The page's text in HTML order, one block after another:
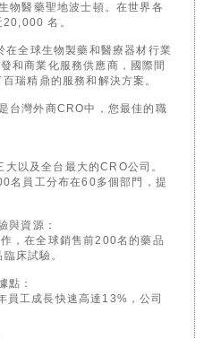
醫藥聖地波士頓。在世界各
名。
全球生物製藥和醫療器材行業
和商業化服務供應商，國際間
瑞精鼎的服務和解決方案。
台灣外商CRO中，您最佳的職
以及全台最大的CRO公司。
名員工分布在60多個部門，提
與資源：
，在全球銷售前200名的藥品
床試驗。
點：
工成長快速高達13%，公司